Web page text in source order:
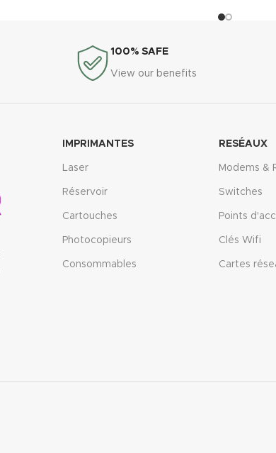
100% SAFE
View our benefits
IMPRIMANTES
Laser
Réservoir
Cartouches
Photocopieurs
Consommables
RESÉAUX
Modems &
Switches
Points
Clés Wifi
Cartes